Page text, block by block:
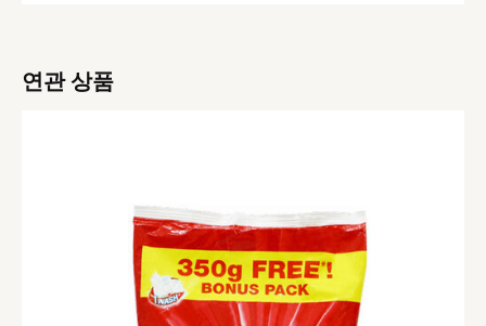
연관 상품